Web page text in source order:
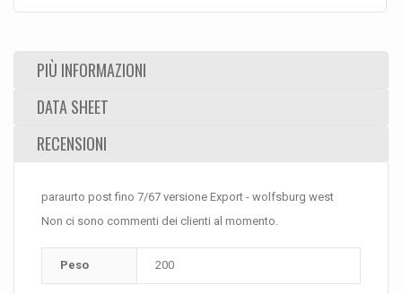
PIÙ INFORMAZIONI
DATA SHEET
RECENSIONI
paraurto post fino 7/67 versione Export - wolfsburg west
Non ci sono commenti dei clienti al momento.
Peso 200